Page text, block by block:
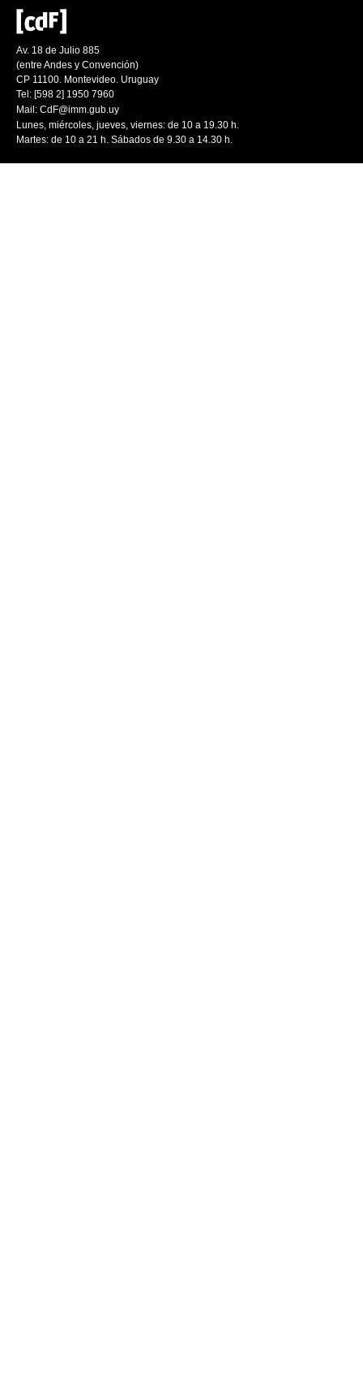
Av. 18 de Julio 885
(entre Andes y Convención)
CP 11100. Montevideo. Uruguay
Tel: [598 2] 1950 7960
Mail: CdF@imm.gub.uy
Lunes, miércoles, jueves, viernes: de 10 a 19.30 h.
Martes: de 10 a 21 h. Sábados de 9.30 a 14.30 h.